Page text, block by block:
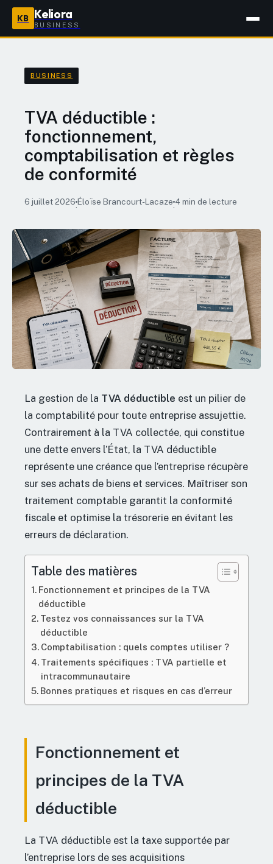
KB Keliora
BUSINESS
BUSINESS
TVA déductible :
fonctionnement,
comptabilisation et règles
de conformité
6 juillet 2026
·
Éloïse Brancourt-Lacaze
·
4 min de lecture
La gestion de la TVA déductible est un pilier de
la comptabilité pour toute entreprise assujettie.
Contrairement à la TVA collectée, qui constitue
une dette envers l’État, la TVA déductible
représente une créance que l’entreprise récupère
sur ses achats de biens et services. Maîtriser son
traitement comptable garantit la conformité
fiscale et optimise la trésorerie en évitant les
erreurs de déclaration.
Table des matières
Fonctionnement et principes de la TVA
déductible
Testez vos connaissances sur la TVA
déductible
Comptabilisation : quels comptes utiliser ?
Traitements spécifiques : TVA partielle et
intracommunautaire
Bonnes pratiques et risques en cas d’erreur
Fonctionnement et
principes de la TVA
déductible
La TVA déductible est la taxe supportée par
l’entreprise lors de ses acquisitions